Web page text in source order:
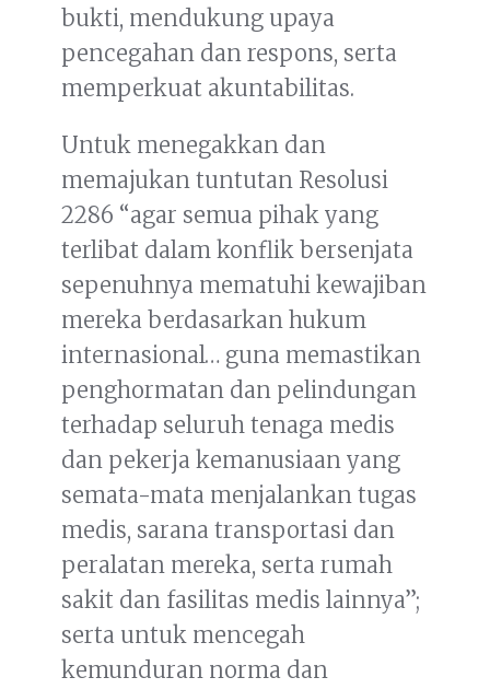
bukti, mendukung upaya
pencegahan dan respons, serta
memperkuat akuntabilitas.
Untuk menegakkan dan
memajukan tuntutan Resolusi
2286 “agar semua pihak yang
terlibat dalam konflik bersenjata
sepenuhnya mematuhi kewajiban
mereka berdasarkan hukum
internasional… guna memastikan
penghormatan dan pelindungan
terhadap seluruh tenaga medis
dan pekerja kemanusiaan yang
semata-mata menjalankan tugas
medis, sarana transportasi dan
peralatan mereka, serta rumah
sakit dan fasilitas medis lainnya”;
serta untuk mencegah
kemunduran norma dan